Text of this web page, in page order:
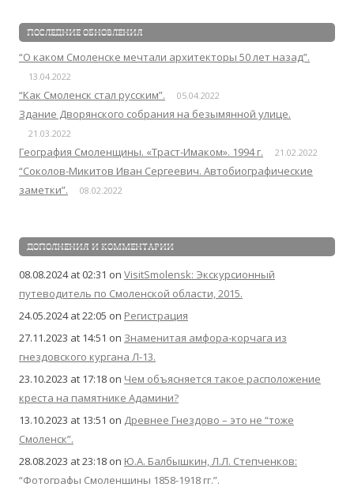
ПОСЛЕДНИЕ ОБНОВЛЕНИЯ
“О каком Смоленске мечтали архитекторы 50 лет назад”.
13.04.2022
“Как Смоленск стал русским”. 05.04.2022
Здание Дворянского собрания на безымянной улице.
21.03.2022
География Смоленщины. «Траст-Имаком». 1994 г. 21.02.2022
“Соколов-Микитов Иван Сергеевич. Автобиографические
заметки”.
08.02.2022
ДОПОЛНЕНИЯ И КОММЕНТАРИИ
08.08.2024 at 02:31 on VisitSmolensk: Экскурсионный
путеводитель по Смоленской области, 2015.
24.05.2024 at 22:05 on Регистрация
27.11.2023 at 14:51 on Знаменитая амфора-корчага из
гнездовского кургана Л-13.
23.10.2023 at 17:18 on Чем объясняется такое расположение
креста на памятнике Адамини?
13.10.2023 at 13:51 on Древнее Гнездово – это не “тоже
Смоленск”.
28.08.2023 at 23:18 on Ю.А. Балбышкин, Л.Л. Степченков:
“Фотографы Смоленщины 1858-1918 гг.”.